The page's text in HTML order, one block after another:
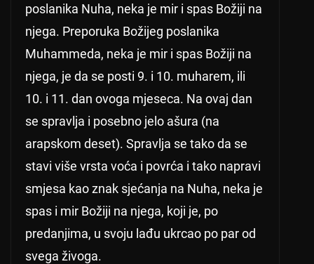
poslanika Nuha, neka je mir i spas Božiji na
njega. Preporuka Božijeg poslanika
Muhammeda, neka je mir i spas Božiji na
njega, je da se posti 9. i 10. muharem, ili
10. i 11. dan ovoga mjeseca. Na ovaj dan
se spravlja i posebno jelo ašura (na
arapskom deset). Spravlja se tako da se
stavi više vrsta voća i povrća i tako napravi
smjesa kao znak sjećanja na Nuha, neka je
spas i mir Božiji na njega, koji je, po
predanjima, u svoju lađu ukrcao po par od
svega živoga.